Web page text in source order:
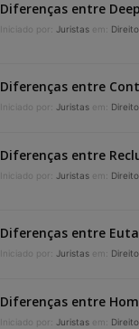
Diferenças entre
Iniciado por: Juristas em:
Diferenças entre
Iniciado por: Juristas em:
Diferenças entre
Iniciado por: Juristas em:
Diferenças entre
Iniciado por: Juristas em:
Diferenças entre
Iniciado por: Juristas em: